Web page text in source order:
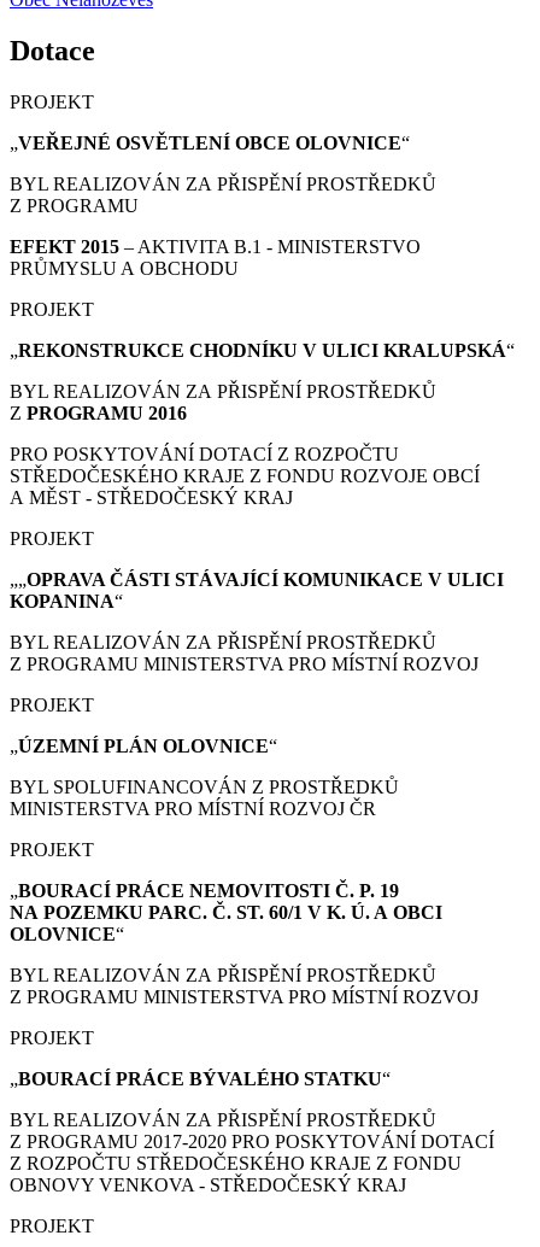
Dotace
PROJEKT
„VEŘEJNÉ OSVĚTLENÍ OBCE OLOVNICE“
BYL REALIZOVÁN ZA PŘISPĚNÍ PROSTŘEDKŮ
Z PROGRAMU
EFEKT 2015 – AKTIVITA B.1 - MINISTERSTVO
PRŮMYSLU A OBCHODU
PROJEKT
„REKONSTRUKCE CHODNÍKU V ULICI KRALUPSKÁ“
BYL REALIZOVÁN ZA PŘISPĚNÍ PROSTŘEDKŮ
Z PROGRAMU 2016
PRO POSKYTOVÁNÍ DOTACÍ Z ROZPOČTU
STŘEDOČESKÉHO KRAJE Z FONDU ROZVOJE OBCÍ
A MĚST - STŘEDOČESKÝ KRAJ
PROJEKT
„„OPRAVA ČÁSTI STÁVAJÍCÍ KOMUNIKACE V ULICI
KOPANINA“
BYL REALIZOVÁN ZA PŘISPĚNÍ PROSTŘEDKŮ
Z PROGRAMU MINISTERSTVA PRO MÍSTNÍ ROZVOJ
PROJEKT
„ÚZEMNÍ PLÁN OLOVNICE“
BYL SPOLUFINANCOVÁN Z PROSTŘEDKŮ
MINISTERSTVA PRO MÍSTNÍ ROZVOJ ČR
PROJEKT
„BOURACÍ PRÁCE NEMOVITOSTI Č. P. 19
NA POZEMKU PARC. Č. ST. 60/1 V K. Ú. A OBCI
OLOVNICE“
BYL REALIZOVÁN ZA PŘISPĚNÍ PROSTŘEDKŮ
Z PROGRAMU MINISTERSTVA PRO MÍSTNÍ ROZVOJ
PROJEKT
„BOURACÍ PRÁCE BÝVALÉHO STATKU“
BYL REALIZOVÁN ZA PŘISPĚNÍ PROSTŘEDKŮ
Z PROGRAMU 2017-2020 PRO POSKYTOVÁNÍ DOTACÍ
Z ROZPOČTU STŘEDOČESKÉHO KRAJE Z FONDU
OBNOVY VENKOVA - STŘEDOČESKÝ KRAJ
PROJEKT